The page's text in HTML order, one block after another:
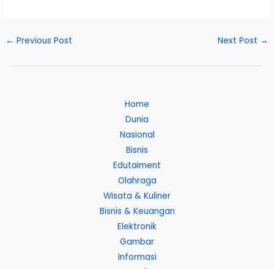
← Previous Post Next Post →
Home
Dunia
Nasional
Bisnis
Edutaiment
Olahraga
Wisata & Kuliner
Bisnis & Keuangan
Elektronik
Gambar
Informasi